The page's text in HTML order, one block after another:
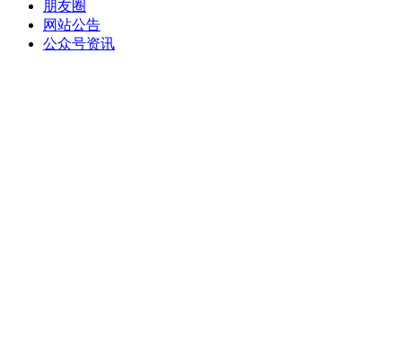
朋友圈
网站公告
公众号资讯